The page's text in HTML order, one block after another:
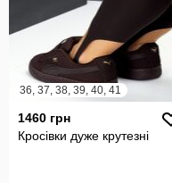
36, 37, 38, 39, 40, 41
1460 грн
Кросівки дуже крутезні